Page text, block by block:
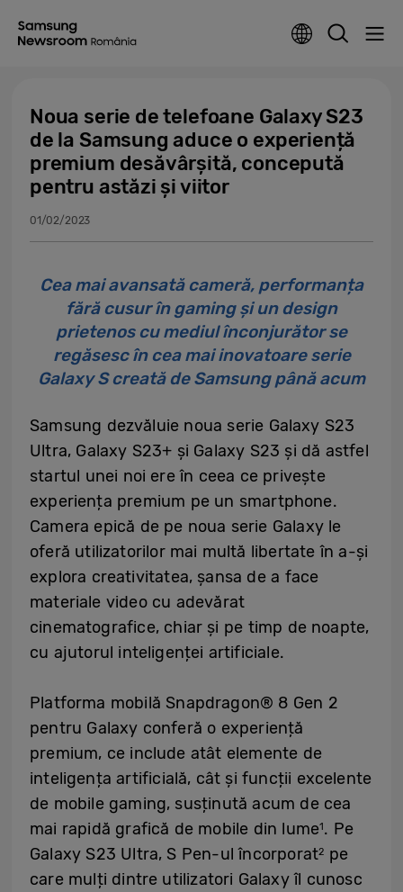
Noua serie de telefoane Galaxy S23
de la Samsung aduce o experiență
premium desăvârșită, concepută
pentru astăzi și viitor
01/02/2023
Cea mai avansată cameră, performanța
fără cusur în gaming și un design
prietenos cu mediul înconjurător se
regăsesc în cea mai inovatoare serie
Galaxy S creată de Samsung până acum
Samsung dezvăluie noua serie Galaxy S23
Ultra, Galaxy S23+ și Galaxy S23 și dă astfel
startul unei noi ere în ceea ce privește
experiența premium pe un smartphone.
Camera epică de pe noua serie Galaxy le
oferă utilizatorilor mai multă libertate în a-și
explora creativitatea, șansa de a face
materiale video cu adevărat
cinematografice, chiar și pe timp de noapte,
cu ajutorul inteligenței artificiale.
Platforma mobilă Snapdragon® 8 Gen 2
pentru Galaxy conferă o experiență
premium, ce include atât elemente de
inteligența artificială, cât și funcții excelente
de mobile gaming, susținută acum de cea
mai rapidă grafică de mobile din lume1. Pe
Galaxy S23 Ultra, S Pen-ul încorporat2 pe
care mulți dintre utilizatori Galaxy îl cunosc